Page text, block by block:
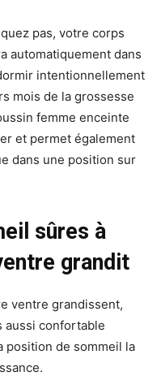
pas, votre corps
automatiquement dans
intentionnellement
mois de la grossesse
femme enceinte
et permet également
dans une position sur
sûres à
grandit
ventre grandissent,
aussi confortable
position de sommeil la